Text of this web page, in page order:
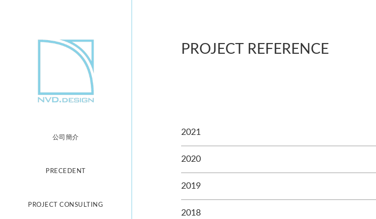
公司簡介
PRECEDENT
PROJECT CONSULTING
PROJECT REFERENCE
2021
2020
2019
2018